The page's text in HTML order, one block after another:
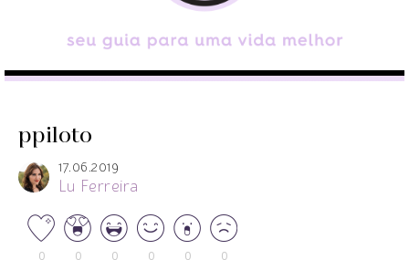
ppiloto
17.06.2019
Lu Ferreira
0 0 0 0 0 0